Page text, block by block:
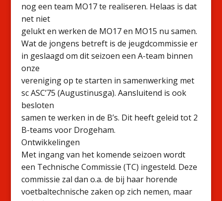
nog een team MO17 te realiseren. Helaas is dat
net niet
gelukt en werken de MO17 en MO15 nu samen.
Wat de jongens betreft is de jeugdcommissie er
in geslaagd om dit seizoen een A-team binnen
onze
vereniging op te starten in samenwerking met
sc ASC’75 (Augustinusga). Aansluitend is ook
besloten
samen te werken in de B’s. Dit heeft geleid tot 2
B-teams voor Drogeham.
Ontwikkelingen
Met ingang van het komende seizoen wordt
een Technische Commissie (TC) ingesteld. Deze
commissie zal dan o.a. de bij haar horende
voetbaltechnische zaken op zich nemen, maar